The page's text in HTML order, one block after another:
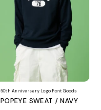
50th Anniversary Logo Font Goods
POPEYE SWEAT / NAVY